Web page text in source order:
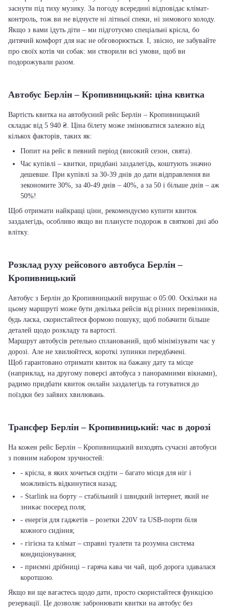
заснути під тиху музику. За погоду всередині відповідає клімат-
контроль, тож ви не відчуєте ні літньої спеки, ні зимового холоду.
Якщо з вами їдуть діти – ми підготуємо спеціальні крісла, бо
дитячий комфорт для нас не обговорюється. І, звісно, не забувайте
про своїх котів чи собак: ми створили всі умови, щоб ви
подорожували разом.
Автобус Берлін – Кропивницький: ціна квитка
Вартість квитка на автобусний рейс Берлін – Кропивницький
складає від 5 940 ₴. Ціна білету може змінюватися залежно від
кількох факторів, таких як:
Попит на рейс в певний період (високий сезон, свята).
Час купівлі – квитки, придбані заздалегідь, коштують значно
дешевше. При купівлі за 30-39 днів до дати відправлення ви
зекономите 30%, за 40-49 днів – 40%, а за 50 і більше днів – аж
50%!
Щоб отримати найкращі ціни, рекомендуємо купити квиток
заздалегідь, особливо якщо ви плануєте подорож в святкові дні або
влітку.
Розклад руху рейсового автобуса Берлін –
Кропивницький
Автобус з Берлін до Кропивницький вирушає о 05:00. Оскільки на
цьому маршруті може бути декілька рейсів від різних перевізників,
будь ласка, скористайтеся формою пошуку, щоб побачити більше
деталей щодо розкладу та вартості.
Маршрут автобусів ретельно спланований, щоб мінімізувати час у
дорозі. Але не хвилюйтеся, короткі зупинки передбачені.
Щоб гарантовано отримати квиток на бажану дату та місце
(наприклад, на другому поверсі автобуса з панорамними вікнами),
радимо придбати квиток онлайн заздалегідь та готуватися до
поїздки без зайвих хвилювань.
Трансфер Берлін – Кропивницький: час в дорозі
На кожен рейс Берлін – Кропивницький виходять сучасні автобуси
з повним набором зручностей:
- крісла, в яких хочеться сидіти – багато місця для ніг і
можливість відкинутися назад;
- Starlink на борту – стабільний і швидкий інтернет, який не
зникає посеред поля;
- енергія для гаджетів – розетки 220V та USB-порти біля
кожного сидіння;
- гігієна та клімат – справні туалети та розумна система
кондиціонування;
- приємні дрібниці – гаряча кава чи чай, щоб дорога здавалася
коротшою.
Якщо ви ще вагаєтесь щодо дати, просто скористайтеся функцією
резервації. Це дозволяє забронювати квитки на автобус без